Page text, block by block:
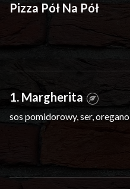
Pizza Pół Na Pół
1. Margherita
sos pomidorowy, ser, oregano